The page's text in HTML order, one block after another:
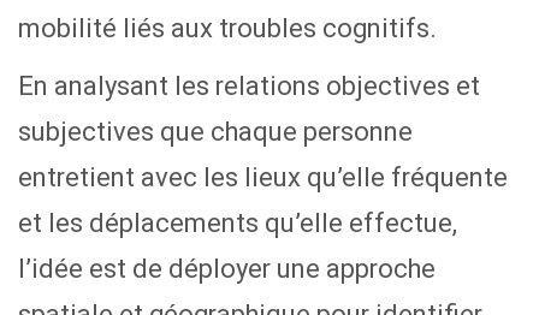
mobilité liés aux troubles cognitifs.
En analysant les relations objectives et
subjectives que chaque personne
entretient avec les lieux qu’elle fréquente
et les déplacements qu’elle effectue,
l’idée est de déployer une approche